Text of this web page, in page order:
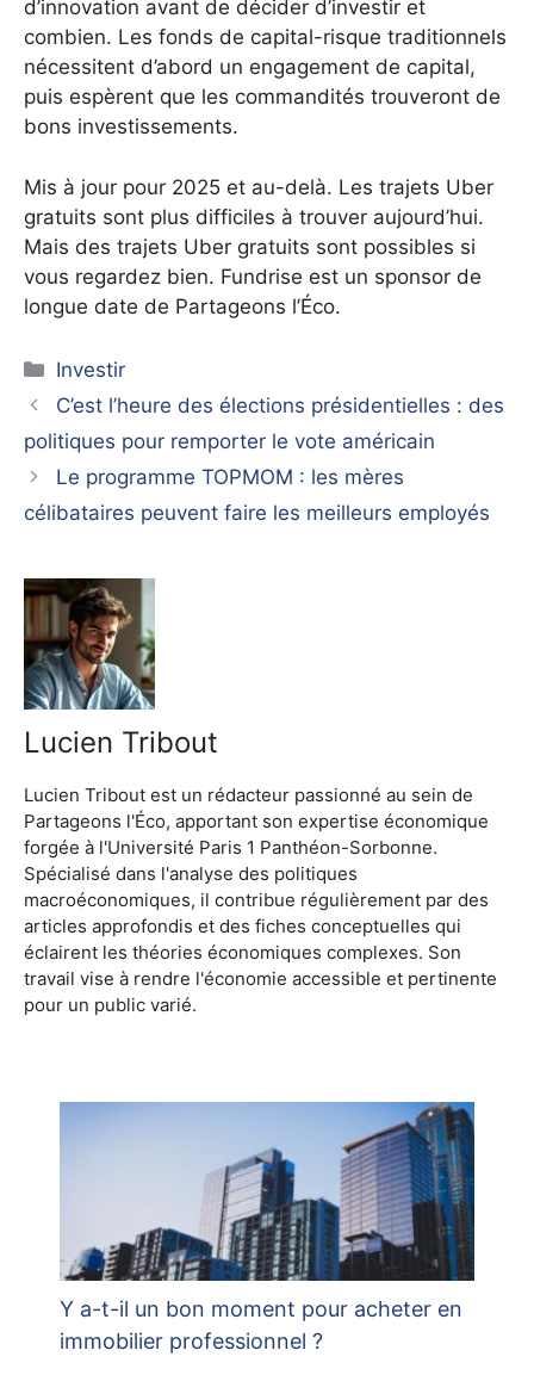
d’innovation avant de décider d’investir et
combien. Les fonds de capital-risque traditionnels
nécessitent d’abord un engagement de capital,
puis espèrent que les commandités trouveront de
bons investissements.
Mis à jour pour 2025 et au-delà. Les trajets Uber
gratuits sont plus difficiles à trouver aujourd’hui.
Mais des trajets Uber gratuits sont possibles si
vous regardez bien. Fundrise est un sponsor de
longue date de Partageons l’Éco.
Catégories
Investir
C’est l’heure des élections présidentielles : des
politiques pour remporter le vote américain
Le programme TOPMOM : les mères
célibataires peuvent faire les meilleurs employés
Lucien Tribout
Lucien Tribout est un rédacteur passionné au sein de
Partageons l'Éco, apportant son expertise économique
forgée à l'Université Paris 1 Panthéon-Sorbonne.
Spécialisé dans l'analyse des politiques
macroéconomiques, il contribue régulièrement par des
articles approfondis et des fiches conceptuelles qui
éclairent les théories économiques complexes. Son
travail vise à rendre l'économie accessible et pertinente
pour un public varié.
Y a-t-il un bon moment pour acheter en
immobilier professionnel ?